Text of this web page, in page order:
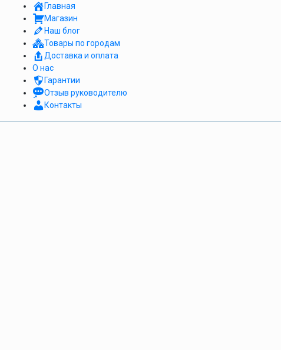
Главная
Магазин
Наш блог
Товары по городам
Доставка и оплата
О нас
Гарантии
Отзыв руководителю
Контакты